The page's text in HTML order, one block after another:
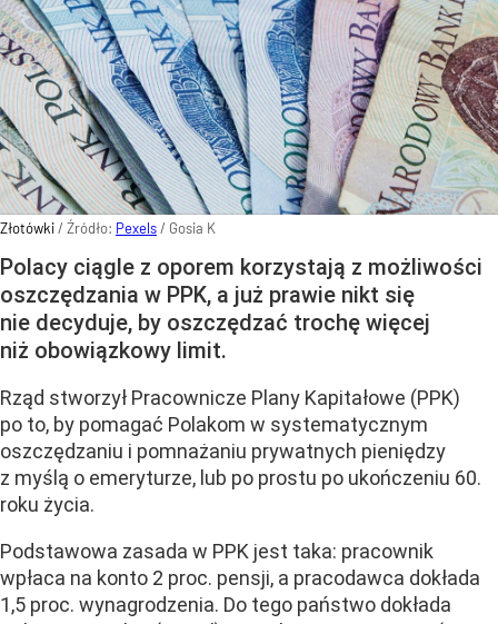
Złotówki/ Źródło: Pexels/ Gosia K
Polacy ciągle z oporem korzystają z możliwości
oszczędzania w PPK, a już prawie nikt się
nie decyduje, by oszczędzać trochę więcej
niż obowiązkowy limit.
Rząd stworzył Pracownicze Plany Kapitałowe (PPK)
po to, by pomagać Polakom w systematycznym
oszczędzaniu i pomnażaniu prywatnych pieniędzy
z myślą o emeryturze, lub po prostu po ukończeniu 60.
roku życia.
Podstawowa zasada w PPK jest taka: pracownik
wpłaca na konto 2 proc. pensji, a pracodawca dokłada
1,5 proc. wynagrodzenia. Do tego państwo dokłada